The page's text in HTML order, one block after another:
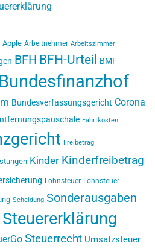
Apple Arbeitnehmer Arbeitszimmer
BFH BFH-Urteil BMF
Bundesfinanzhof
Bundesverfassungsgericht Corona
Fahrtkosten
Freibetrag
Kinder Kinderfreibetrag
Lohnsteuer Lohnsteuer
Scheidung Sonderausgaben
Steuererklärung
Steuerrecht Umsatzsteuer